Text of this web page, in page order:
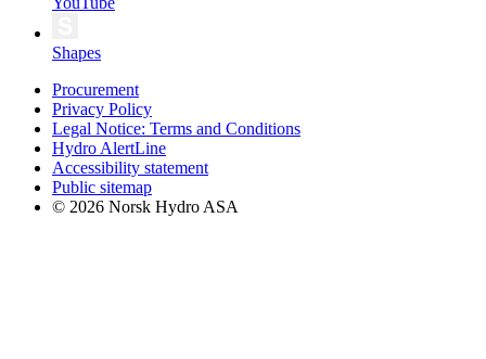
Shapes
Procurement
Privacy Policy
Legal Notice: Terms and Conditions
Hydro AlertLine
Accessibility statement
Public sitemap
© 2026 Norsk Hydro ASA